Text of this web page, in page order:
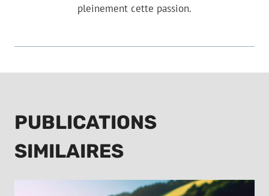
pleinement cette passion.
PUBLICATIONS
SIMILAIRES